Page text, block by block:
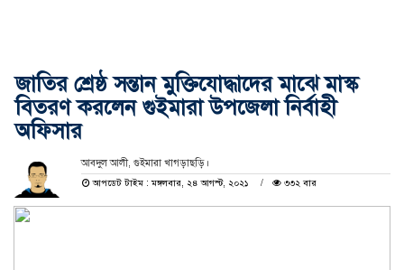
জাতির শ্রেষ্ঠ সন্তান মুক্তিযোদ্ধাদের মাঝে মাস্ক
বিতরণ করলেন গুইমারা উপজেলা নির্বাহী
অফিসার
আবদুল আলী, গুইমারা খাগড়াছড়ি।
আপডেট টাইম : মঙ্গলবার, ২৪ আগস্ট, ২০২১
৩৩২ বার